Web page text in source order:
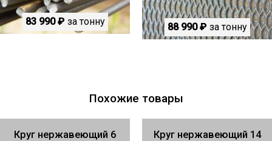
83 990 ₽ за тонну 88 990 ₽ за тонну
Похожие товары
Круг нержавеющий 6
Круг нержавеющий 14